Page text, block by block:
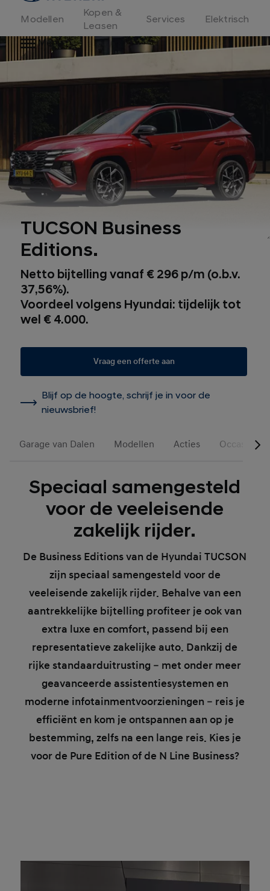
Modellen
Kopen &
Leasen
Services
Elektrisch
Menu
TUCSON Business
Editions.
Netto bijtelling vanaf € 296 p/m (o.b.v.
37,56%).
Voordeel volgens Hyundai: tijdelijk tot
wel € 4.000.
Vraag een offerte aan
Blijf op de hoogte, schrijf je in voor de
nieuwsbrief!
Garage van Dalen Modellen Acties Occasions
Speciaal samengesteld
voor de veeleisende
zakelijk rijder.
De Business Editions van de Hyundai TUCSON
zijn speciaal samengesteld voor de
veeleisende zakelijk rijder. Behalve van een
aantrekkelijke bijtelling profiteer je ook van
extra luxe en comfort, passend bij een
representatieve zakelijke auto. Dankzij de
rijke standaarduitrusting – met onder meer
geavanceerde assistentiesystemen en
moderne infotainmentvoorzieningen – reis je
efficiënt en kom je ontspannen aan op je
bestemming, zelfs na een lange reis. Kies je
voor de Pure Edition of de N Line Business?